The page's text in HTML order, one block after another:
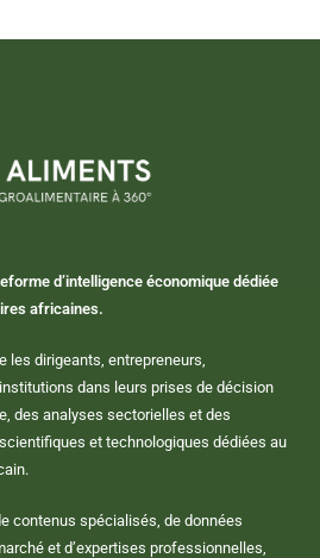
d’intelligence économique dédiée
africaines.
les dirigeants, entrepreneurs,
dans leurs prises de décision
des analyses sectorielles et des
et technologiques dédiées au
contenus spécialisés, de données
et d’expertises professionnelles,